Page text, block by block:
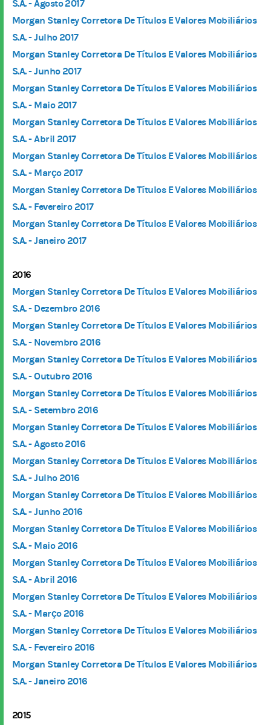
S.A. - Agosto 2017
Morgan Stanley Corretora De Títulos E Valores Mobiliários
S.A. - Julho 2017
Morgan Stanley Corretora De Títulos E Valores Mobiliários
S.A. - Junho 2017
Morgan Stanley Corretora De Títulos E Valores Mobiliários
S.A. - Maio 2017
Morgan Stanley Corretora De Títulos E Valores Mobiliários
S.A. - Abril 2017
Morgan Stanley Corretora De Títulos E Valores Mobiliários
S.A. - Março 2017
Morgan Stanley Corretora De Títulos E Valores Mobiliários
S.A. - Fevereiro 2017
Morgan Stanley Corretora De Títulos E Valores Mobiliários
S.A. - Janeiro 2017
2016
Morgan Stanley Corretora De Títulos E Valores Mobiliários
S.A. - Dezembro 2016
Morgan Stanley Corretora De Títulos E Valores Mobiliários
S.A. - Novembro 2016
Morgan Stanley Corretora De Títulos E Valores Mobiliários
S.A. - Outubro 2016
Morgan Stanley Corretora De Títulos E Valores Mobiliários
S.A. - Setembro 2016
Morgan Stanley Corretora De Títulos E Valores Mobiliários
S.A. - Agosto 2016
Morgan Stanley Corretora De Títulos E Valores Mobiliários
S.A. - Julho 2016
Morgan Stanley Corretora De Títulos E Valores Mobiliários
S.A. - Junho 2016
Morgan Stanley Corretora De Títulos E Valores Mobiliários
S.A. - Maio 2016
Morgan Stanley Corretora De Títulos E Valores Mobiliários
S.A. - Abril 2016
Morgan Stanley Corretora De Títulos E Valores Mobiliários
S.A. - Março 2016
Morgan Stanley Corretora De Títulos E Valores Mobiliários
S.A. - Fevereiro 2016
Morgan Stanley Corretora De Títulos E Valores Mobiliários
S.A. - Janeiro 2016
2015